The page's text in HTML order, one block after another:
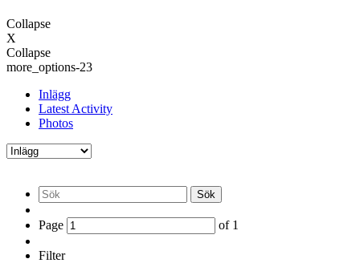
Collapse
X
Collapse
more_options-23
Inlägg
Latest Activity
Photos
Sök
Page of 1
Filter